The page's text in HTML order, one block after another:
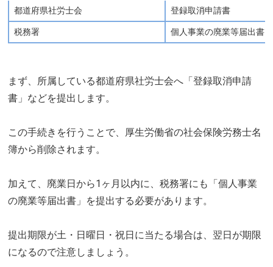
都道府県社労士会 登録取消申請書
税務署 個人事業の廃業等届出書
まず、所属している都道府県社労士会へ「登録取消申請
書」などを提出します。
この手続きを行うことで、厚生労働省の社会保険労務士名
簿から削除されます。
加えて、廃業日から1ヶ月以内に、税務署にも「個人事業
の廃業等届出書」を提出する必要があります。
提出期限が土・日曜日・祝日に当たる場合は、翌日が期限
になるので注意しましょう。